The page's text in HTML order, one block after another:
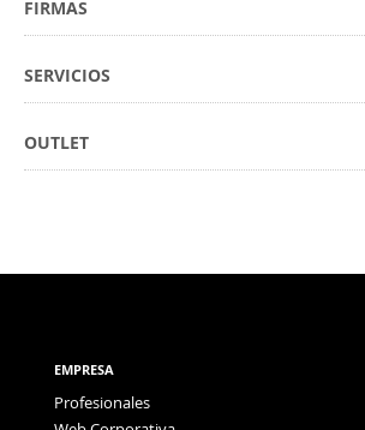
FIRMAS
SERVICIOS
OUTLET
EMPRESA
Profesionales